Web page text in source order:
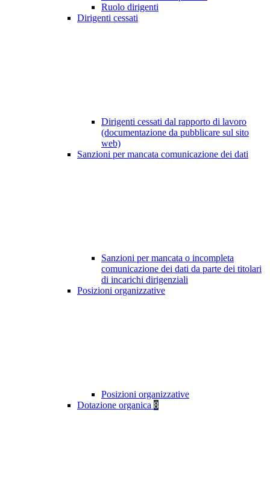
Ruolo dirigenti
Dirigenti cessati
Dirigenti cessati dal rapporto di lavoro
(documentazione da pubblicare sul sito
web)
Sanzioni per mancata comunicazione dei dati
Sanzioni per mancata o incompleta
comunicazione dei dati da parte dei titolari
di incarichi dirigenziali
Posizioni organizzative
Posizioni organizzative
Dotazione organica 8